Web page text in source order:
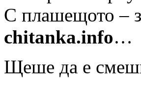
С плашещото –
chitanka.info…
Щеше да е